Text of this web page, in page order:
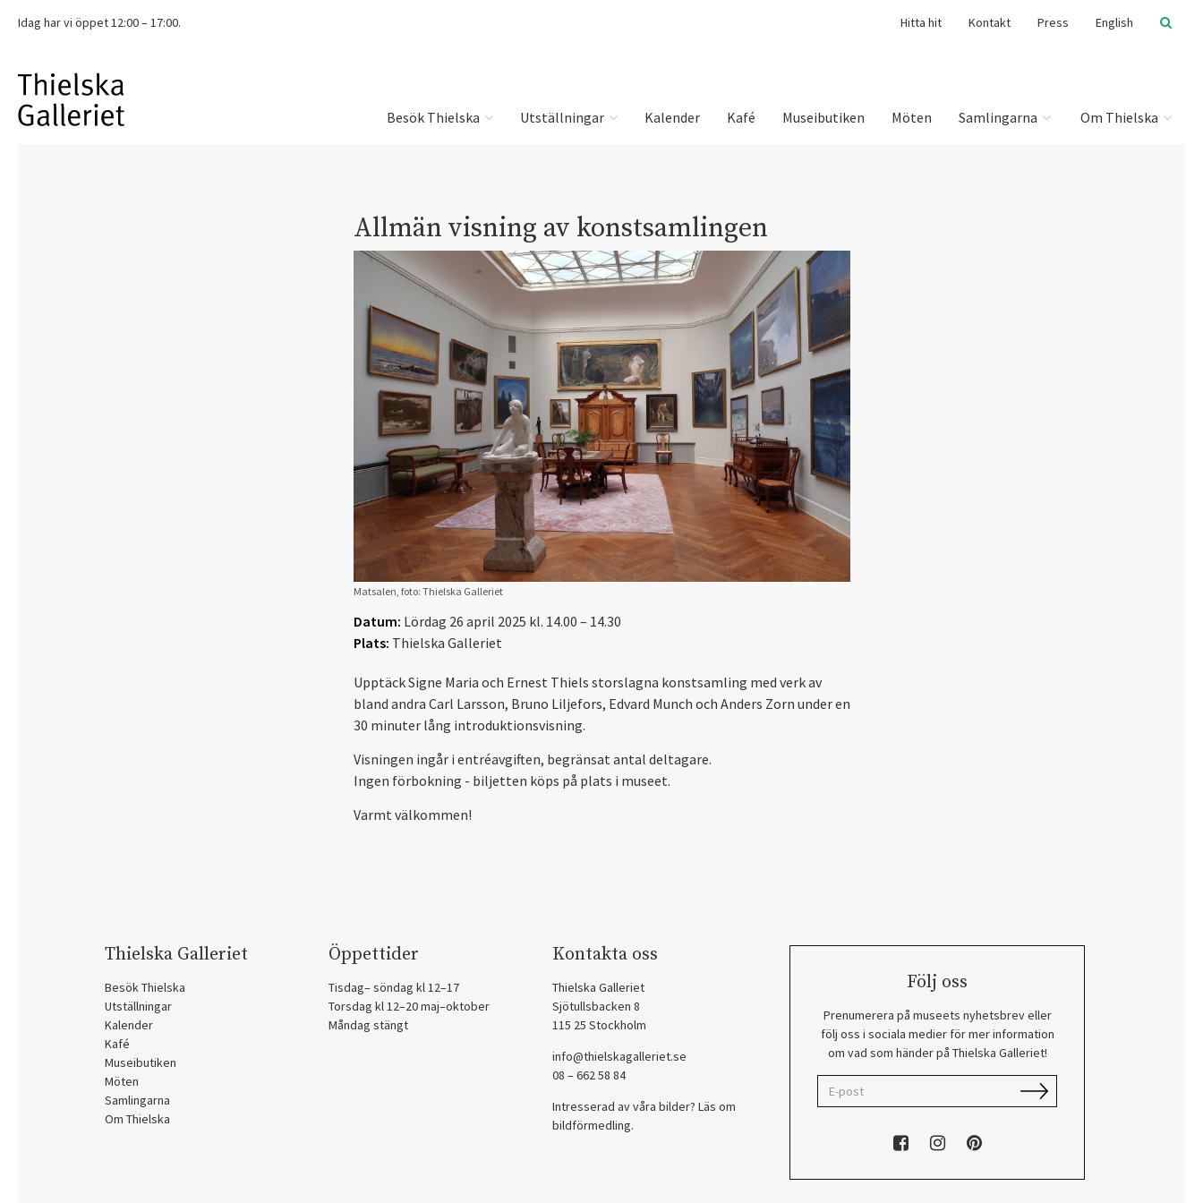
Idag har vi öppet 12:00 – 17:00. Hitta hit Kontakt Press English
Besök Thielska Utställningar Kalender Kafé Museibutiken Möten Samlingarna Om Thielska
Allmän visning av konstsamlingen
Matsalen, foto: Thielska Galleriet
Datum: Lördag 26 april 2025 kl. 14.00 – 14.30
Plats: Thielska Galleriet
Upptäck Signe Maria och Ernest Thiels storslagna konstsamling med verk av
bland andra Carl Larsson, Bruno Liljefors, Edvard Munch och Anders Zorn under en
30 minuter lång introduktionsvisning.
Visningen ingår i entréavgiften, begränsat antal deltagare.
Ingen förbokning - biljetten köps på plats i museet.
Varmt välkommen!
Thielska Galleriet
Besök Thielska
Utställningar
Kalender
Kafé
Museibutiken
Möten
Samlingarna
Om Thielska
Öppettider
Tisdag– söndag kl 12–17
Torsdag kl 12–20 maj–oktober
Måndag stängt
Kontakta oss
Thielska Galleriet
Sjötullsbacken 8
115 25 Stockholm
info@thielskagalleriet.se
08 – 662 58 84
Intresserad av våra bilder? Läs om
bildförmedling.
Följ oss
Prenumerera på museets nyhetsbrev eller
följ oss i sociala medier för mer information
om vad som händer på Thielska Galleriet!